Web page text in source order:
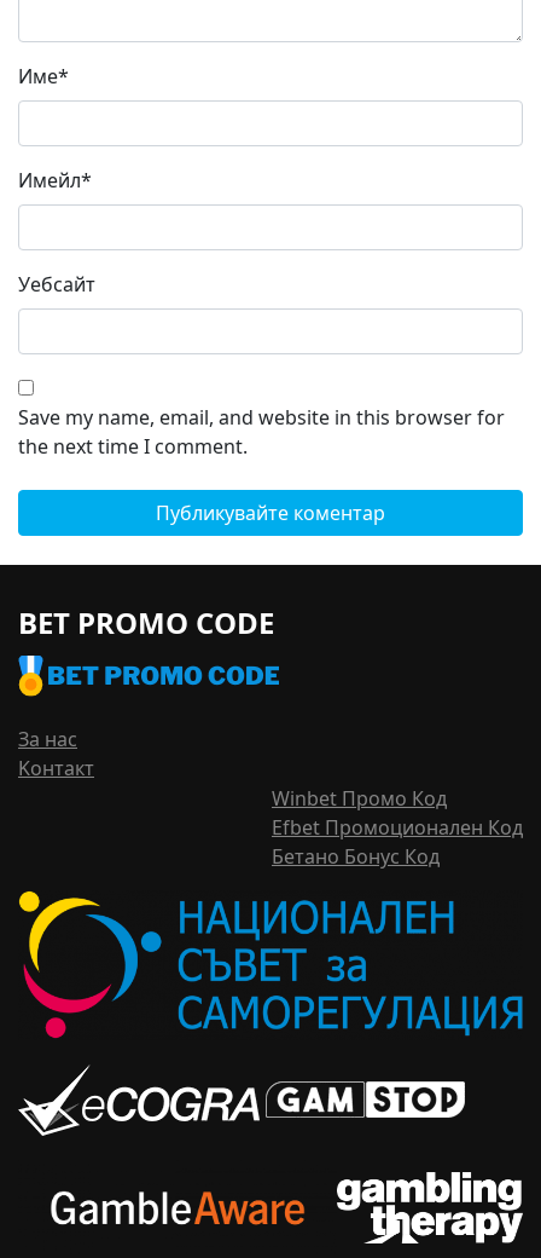
Име*
Имейл*
Уебсайт
Save my name, email, and website in this browser for
the next time I comment.
BET PROMO CODE
За нас
Kонтакт
Winbet Промо Код
Efbet Промоционален Код
Бетано Бонус Код